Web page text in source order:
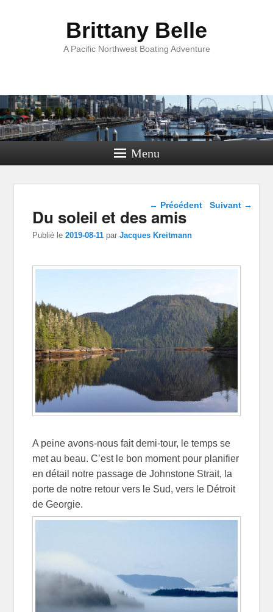
Brittany Belle
A Pacific Northwest Boating Adventure
Menu
Navigation dans les
← Précédent Suivant →
Du soleil et des amis
Publié le2019-08-11 parJacques Kreitmann
A peine avons-nous fait demi-tour, le temps se
met au beau. C’est le bon moment pour planifier
en détail notre passage de Johnstone Strait, la
porte de notre retour vers le Sud, vers le Détroit
de Georgie.